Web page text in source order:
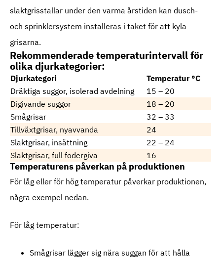
slaktgrisstallar under den varma årstiden kan dusch-
och sprinklersystem installeras i taket för att kyla
grisarna.
Rekommenderade temperaturintervall för
olika djurkategorier:
Djurkategori
Temperatur °C
Dräktiga suggor, isolerad avdelning
15 – 20
Digivande suggor
18 – 20
Smågrisar
32 – 33
Tillväxtgrisar, nyavvanda
24
Slaktgrisar, insättning
22 – 24
Slaktgrisar, full fodergiva
16
Temperaturens påverkan på produktionen
För låg eller för hög temperatur påverkar produktionen,
några exempel nedan.
För låg temperatur:
Smågrisar lägger sig nära suggan för att hålla